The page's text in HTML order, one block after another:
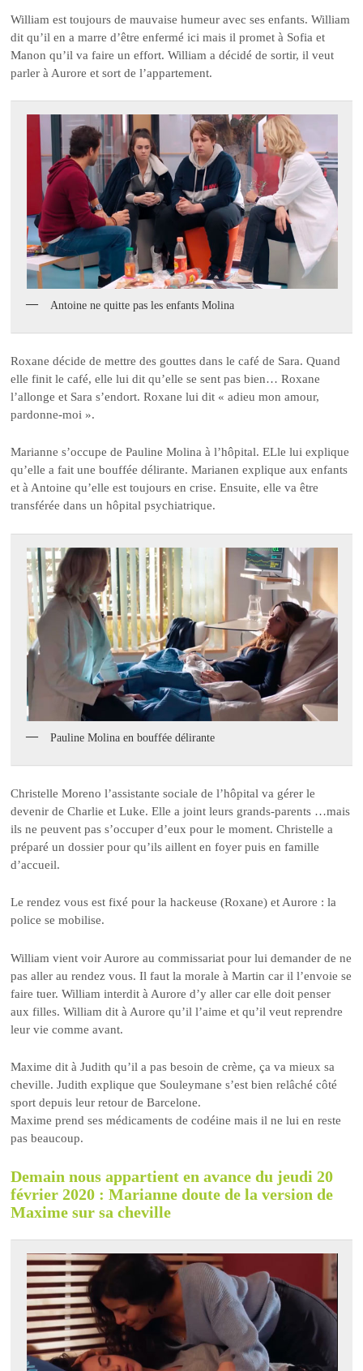
William est toujours de mauvaise humeur avec ses enfants. William
dit qu’il en a marre d’être enfermé ici mais il promet à Sofia et
Manon qu’il va faire un effort. William a décidé de sortir, il veut
parler à Aurore et sort de l’appartement.
Antoine ne quitte pas les enfants Molina
Roxane décide de mettre des gouttes dans le café de Sara. Quand
elle finit le café, elle lui dit qu’elle se sent pas bien… Roxane
l’allonge et Sara s’endort. Roxane lui dit « adieu mon amour,
pardonne-moi ».
Marianne s’occupe de Pauline Molina à l’hôpital. ELle lui explique
qu’elle a fait une bouffée délirante. Marianen explique aux enfants
et à Antoine qu’elle est toujours en crise. Ensuite, elle va être
transférée dans un hôpital psychiatrique.
Pauline Molina en bouffée délirante
Christelle Moreno l’assistante sociale de l’hôpital va gérer le
devenir de Charlie et Luke. Elle a joint leurs grands-parents …mais
ils ne peuvent pas s’occuper d’eux pour le moment. Christelle a
préparé un dossier pour qu’ils aillent en foyer puis en famille
d’accueil.
Le rendez vous est fixé pour la hackeuse (Roxane) et Aurore : la
police se mobilise.
William vient voir Aurore au commissariat pour lui demander de ne
pas aller au rendez vous. Il faut la morale à Martin car il l’envoie se
faire tuer. William interdit à Aurore d’y aller car elle doit penser
aux filles. William dit à Aurore qu’il l’aime et qu’il veut reprendre
leur vie comme avant.
Maxime dit à Judith qu’il a pas besoin de crème, ça va mieux sa
cheville. Judith explique que Souleymane s’est bien relâché côté
sport depuis leur retour de Barcelone.
Maxime prend ses médicaments de codéine mais il ne lui en reste
pas beaucoup.
Demain nous appartient en avance du jeudi 20
février 2020 : Marianne doute de la version de
Maxime sur sa cheville